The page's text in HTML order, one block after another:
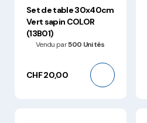
Set de table 30x40cm
Vert sapin COLOR
(13B01)
Vendu par500 Unités
CHF 20,00